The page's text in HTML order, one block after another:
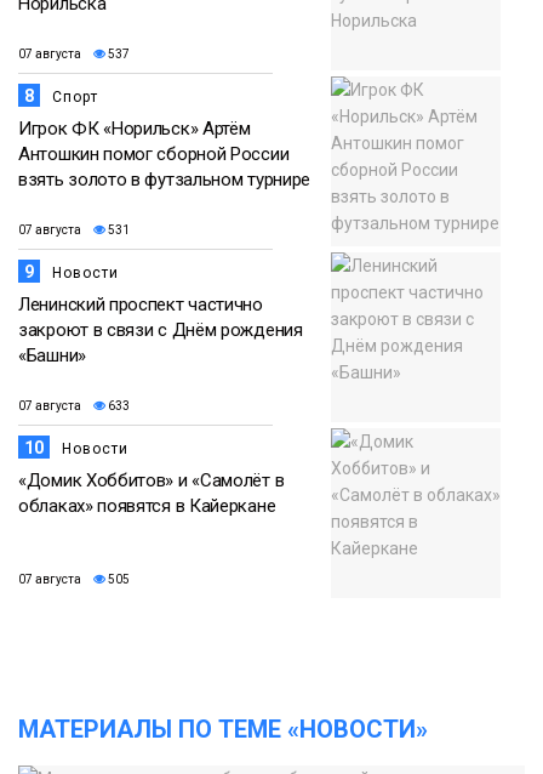
07 августа 537
8 Спорт
Игрок ФК «Норильск» Артём
Антошкин помог сборной России
взять золото в футзальном турнире
07 августа 531
9 Новости
Ленинский проспект частично
закроют в связи с Днём рождения
«Башни»
07 августа 633
10 Новости
«Домик Хоббитов» и «Самолёт в
облаках» появятся в Кайеркане
07 августа 505
МАТЕРИАЛЫ ПО ТЕМЕ «НОВОСТИ»